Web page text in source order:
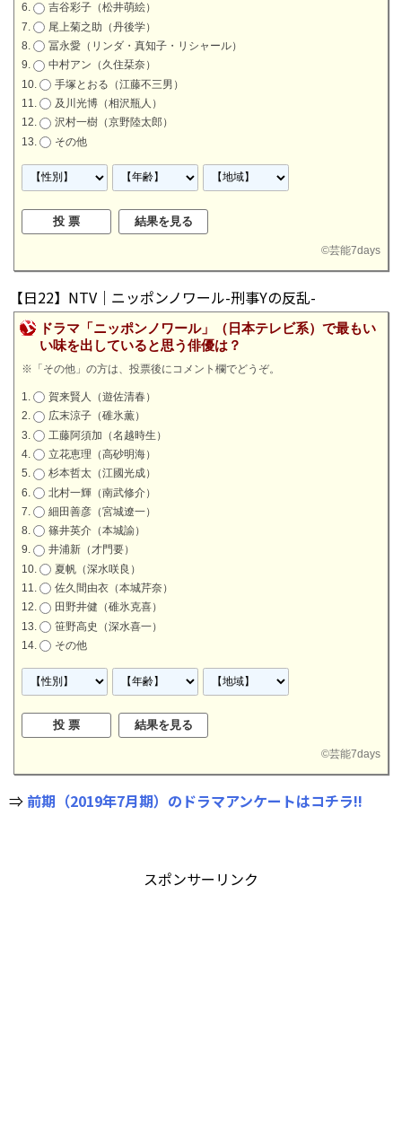
吉谷彩子（松井萌絵）
尾上菊之助（丹後学）
冨永愛（リンダ・真知子・リシャール）
中村アン（久住栞奈）
手塚とおる（江藤不三男）
及川光博（相沢瓶人）
沢村一樹（京野陸太郎）
その他
©芸能7days
【日22】NTV｜ニッポンノワール-刑事Yの反乱-
ドラマ「ニッポンノワール」（日本テレビ系）で最もい
い味を出していると思う俳優は？
※「その他」の方は、投票後にコメント欄でどうぞ。
賀来賢人（遊佐清春）
広末涼子（碓氷薫）
工藤阿須加（名越時生）
立花恵理（高砂明海）
杉本哲太（江國光成）
北村一輝（南武修介）
細田善彦（宮城遼一）
篠井英介（本城諭）
井浦新（才門要）
夏帆（深水咲良）
佐久間由衣（本城芹奈）
田野井健（碓氷克喜）
笹野高史（深水喜一）
その他
©芸能7days
⇒ 前期（2019年7月期）のドラマアンケートはコチラ!!
スポンサーリンク